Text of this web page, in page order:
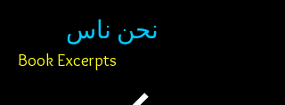
نحن ناس
Book Excerpts